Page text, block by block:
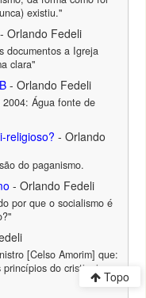
existiu."
- Orlando Fedeli
documentos a Igreja
clara"
- Orlando Fedeli
Água fonte de
religioso? - Orlando
do paganismo.
- Orlando Fedeli
por que o socialismo é
[Celso Amorim] que:
do cristianismo
Topo